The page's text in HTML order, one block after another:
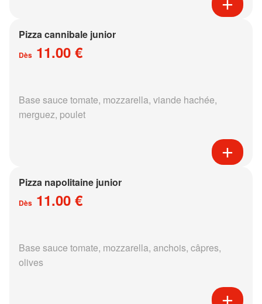
Pizza cannibale junior
Dès 11.00 €
Base sauce tomate, mozzarella, viande hachée,
merguez, poulet
Pizza napolitaine junior
Dès 11.00 €
Base sauce tomate, mozzarella, anchois, câpres,
olives